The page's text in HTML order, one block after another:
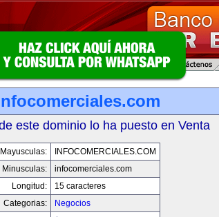
este dominio lo ha puesto en Venta
Mayusculas:
INFOCOMERCIALES.COM
Minusculas:
infocomerciales.com
Longitud:
15 caracteres
Categorias:
Negocios